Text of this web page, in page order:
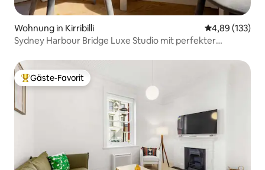
Wohnung in Kirribilli
4,89 (133)
Sydney Harbour Bridge Luxe Studio mit perfekter
Beliebter Gäste-Favorit.
Gäste-Favorit